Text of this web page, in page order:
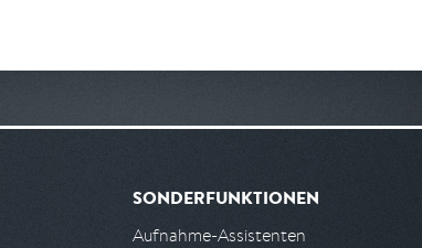
SONDERFUNKTIONEN
Aufnahme-Assistenten